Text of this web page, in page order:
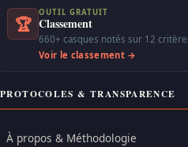
🏆
OUTIL GRATUIT
Classement
660+ casques notés sur 12
Voir le classement →
PROTOCOLES & TRANSPARENCE
À propos & Méthodologie